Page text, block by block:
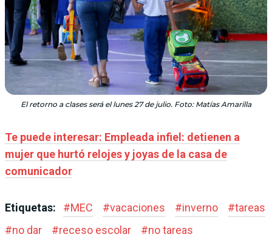
El retorno a clases será el lunes 27 de julio. Foto: Matías Amarilla
Te puede interesar: Empleada infiel: detienen a
mujer que hurtó relojes y joyas de la casa de
comunicador
Etiquetas: #MEC #vacaciones #inverno #tareas
#no dar #receso escolar #no tareas